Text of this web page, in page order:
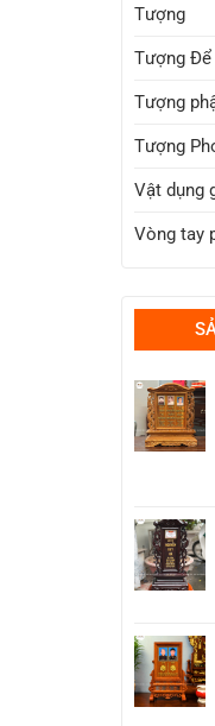
Tượng
Tượng Để
Tượng
Tượng
Vật dụng
Vòng tay